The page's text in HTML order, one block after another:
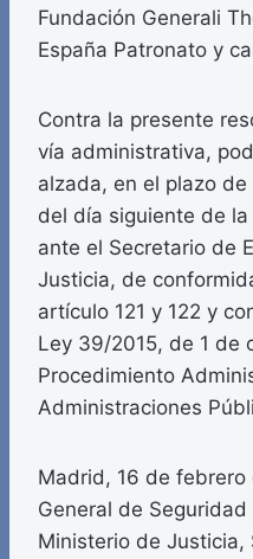
Fundación Generali
España Patronato y
Contra la presente
vía administrativa,
alzada, en el plazo
del día siguiente de
ante el Secretario de
Justicia, de
artículo 121 y 122 y
Ley 39/2015, de 1 de
Procedimiento
Administraciones
Madrid, 16 de febrero
General de
Ministerio de Justicia,